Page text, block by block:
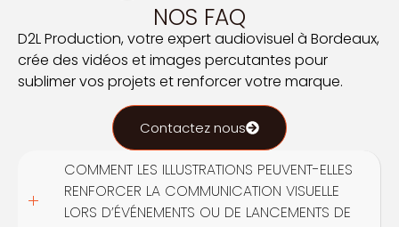
NOS FAQ
D2L Production, votre expert audiovisuel à Bordeaux,
crée des vidéos et images percutantes pour
sublimer vos projets et renforcer votre marque.
Contactez nous
COMMENT LES ILLUSTRATIONS PEUVENT-ELLES
RENFORCER LA COMMUNICATION VISUELLE
LORS D’ÉVÉNEMENTS OU DE LANCEMENTS DE